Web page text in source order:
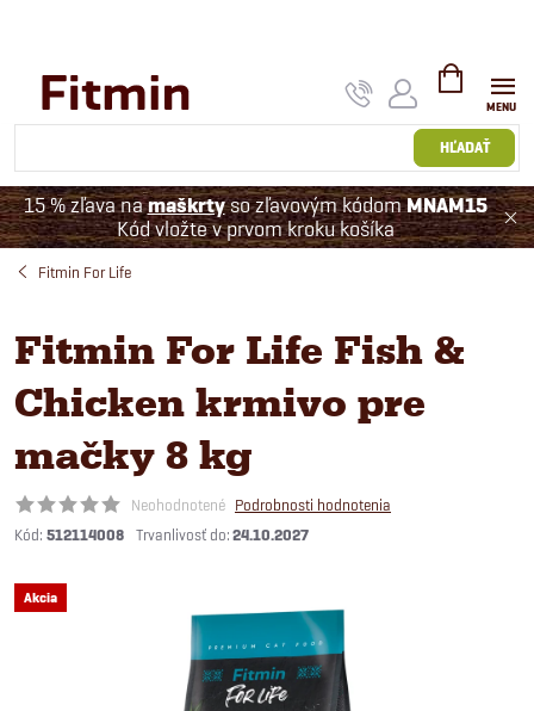
HĽADAŤ
NÁKUPNÝ
KOŠÍK
15 % zľava namaškrtyso zľavovým kódomMNAM15
Kód vložte v prvom kroku košíka
Fitmin For Life
Fitmin For Life Fish &
Chicken krmivo pre
mačky 8 kg
Neohodnotené Podrobnosti hodnotenia
Kód: 512114008 24.10.2027
Akcia